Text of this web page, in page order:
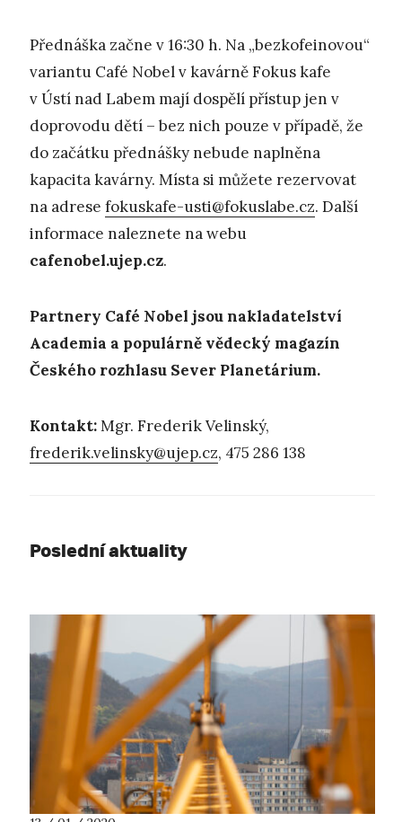
Přednáška začne v 16:30 h. Na „bezkofeinovou“
variantu Café Nobel v kavárně Fokus kafe
v Ústí nad Labem mají dospělí přístup jen v
doprovodu dětí – bez nich pouze v případě, že
do začátku přednášky nebude naplněna
kapacita kavárny. Místa si můžete rezervovat
na adrese fokuskafe-usti@fokuslabe.cz. Další
informace naleznete na webu
cafenobel.ujep.cz.
Partnery Café Nobel jsou nakladatelství
Academia a populárně vědecký magazín
Českého rozhlasu Sever Planetárium.
Kontakt:Mgr. Frederik Velinský,
frederik.velinsky@ujep.cz, 475 286 138
Poslední aktuality